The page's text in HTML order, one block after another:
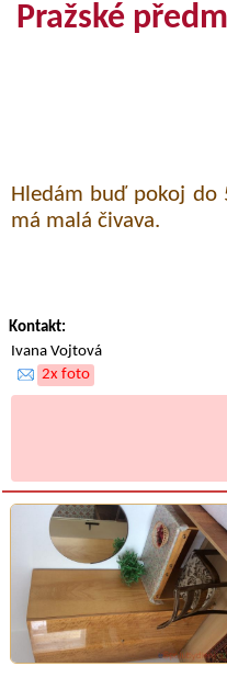
Pražské
Hledám buď pokoj do
má malá čivava.
Kontakt:
Ivana Vojtová
2x foto